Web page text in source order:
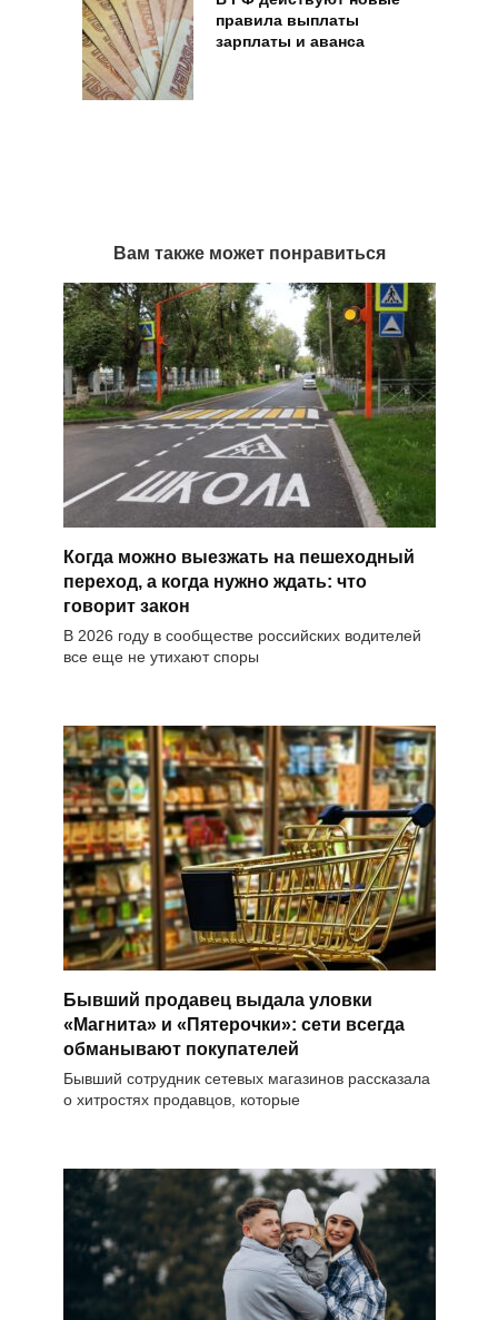
правила выплаты
зарплаты и аванса
Вам также может понравиться
Когда можно выезжать на пешеходный
переход, а когда нужно ждать: что
говорит закон
В 2026 году в сообществе российских водителей
все еще не утихают споры
Бывший продавец выдала уловки
«Магнита» и «Пятерочки»: сети всегда
обманывают покупателей
Бывший сотрудник сетевых магазинов рассказала
о хитростях продавцов, которые